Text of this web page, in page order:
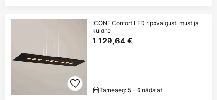
ICONE Confort LED rippvalgusti must ja
kuldne
1 129,64 €
Tarneaeg: 5 - 6 nädalat